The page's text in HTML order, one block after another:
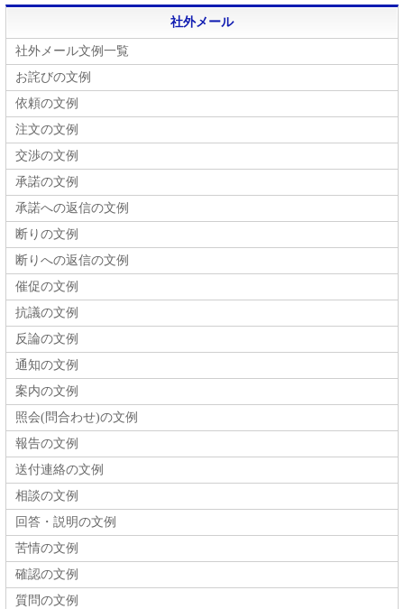
社外メール
社外メール文例一覧
お詫びの文例
依頼の文例
注文の文例
交渉の文例
承諾の文例
承諾への返信の文例
断りの文例
断りへの返信の文例
催促の文例
抗議の文例
反論の文例
通知の文例
案内の文例
照会(問合わせ)の文例
報告の文例
送付連絡の文例
相談の文例
回答・説明の文例
苦情の文例
確認の文例
質問の文例